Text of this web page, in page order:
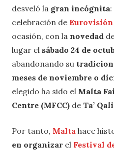
desveló la gran incógnita:
celebración de Eurovisión
ocasión, con la novedad
lugar el sábado 24 de
abandonando su
meses de noviembre o
elegido ha sido el Malta
Centre (MFCC) de Ta’ Qali
Por tanto, Malta hace
en organizar el Festival